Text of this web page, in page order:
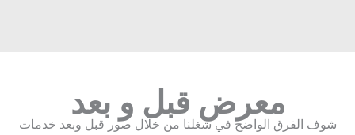
معرض قبل و بعد
الفرق الواضح في شغلنا من خلال صور قبل وبعد خدمات